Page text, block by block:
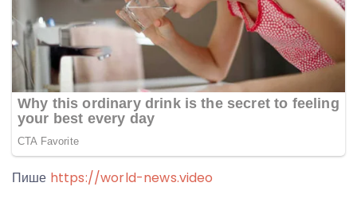
Пише https://world-news.video